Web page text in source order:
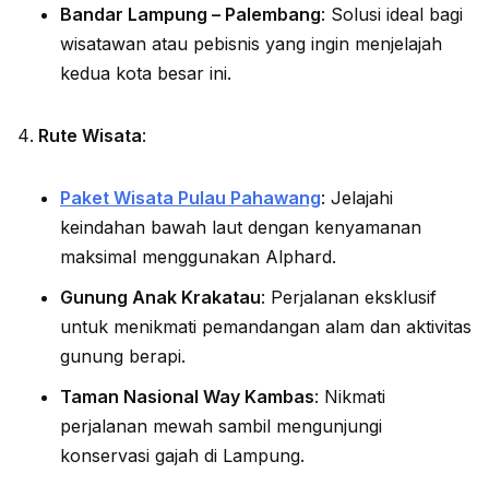
Bandar Lampung – Palembang: Solusi ideal bagi
wisatawan atau pebisnis yang ingin menjelajah
kedua kota besar ini.
Rute Wisata:
Paket Wisata Pulau Pahawang: Jelajahi
keindahan bawah laut dengan kenyamanan
maksimal menggunakan Alphard.
Gunung Anak Krakatau: Perjalanan eksklusif
untuk menikmati pemandangan alam dan aktivitas
gunung berapi.
Taman Nasional Way Kambas: Nikmati
perjalanan mewah sambil mengunjungi
konservasi gajah di Lampung.